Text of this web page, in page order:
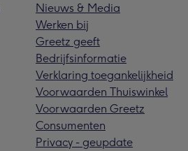
Nieuws & Media
Werken bij
Greetz geeft
Bedrijfsinformatie
Verklaring toegankelijkheid
Voorwaarden Thuiswinkel
Voorwaarden Greetz
Consumenten
Privacy - geupdate